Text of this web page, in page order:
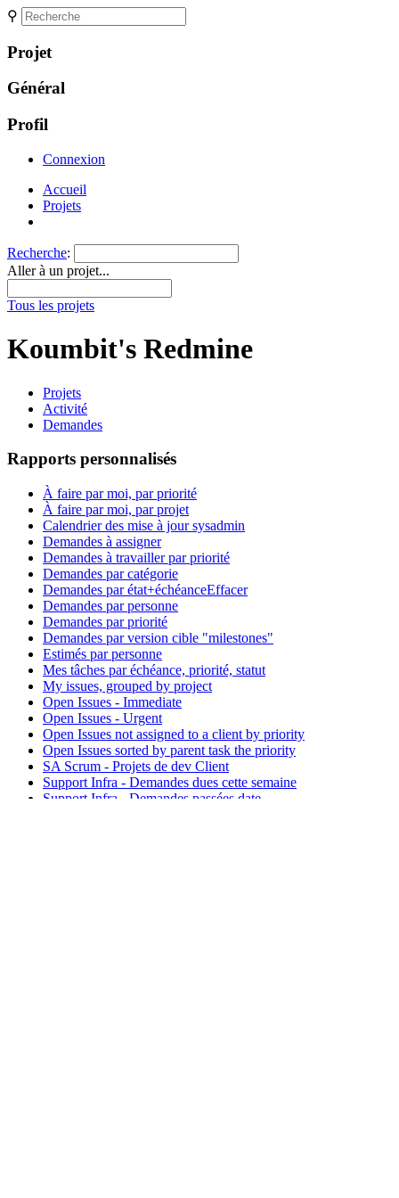
⚲
Projet
Général
Profil
Connexion
Accueil
Projets
Recherche:
Aller à un projet...
Tous les projets
Koumbit's Redmine
Projets
Activité
Demandes
Rapports personnalisés
À faire par moi, par priorité
À faire par moi, par projet
Calendrier des mise à jour sysadmin
Demandes à assigner
Demandes à travailler par priorité
Demandes par catégorie
Demandes par état+échéanceEffacer
Demandes par personne
Demandes par priorité
Demandes par version cible "milestones"
Estimés par personne
Mes tâches par échéance, priorité, statut
My issues, grouped by project
Open Issues - Immediate
Open Issues - Urgent
Open Issues not assigned to a client by priority
Open Issues sorted by parent task the priority
SA Scrum - Projets de dev Client
Support Infra - Demandes dues cette semaine
Support Infra - Demandes passées date